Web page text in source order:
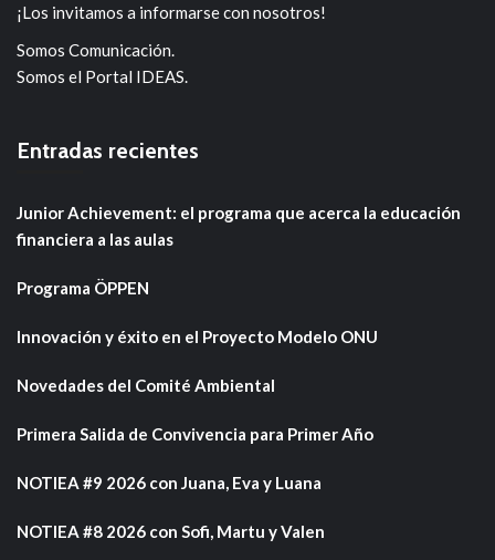
¡Los invitamos a informarse con nosotros!
Somos Comunicación.
Somos el Portal IDEAS.
Entradas recientes
Junior Achievement: el programa que acerca la educación
financiera a las aulas
Programa ÖPPEN
Innovación y éxito en el Proyecto Modelo ONU
Novedades del Comité Ambiental
Primera Salida de Convivencia para Primer Año
NOTIEA #9 2026 con Juana, Eva y Luana
NOTIEA #8 2026 con Sofi, Martu y Valen